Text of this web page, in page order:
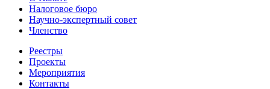
Налоговое бюро
Научно-экспертный совет
Членство
Реестры
Проекты
Мероприятия
Контакты